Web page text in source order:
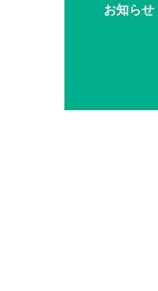
お知らせ